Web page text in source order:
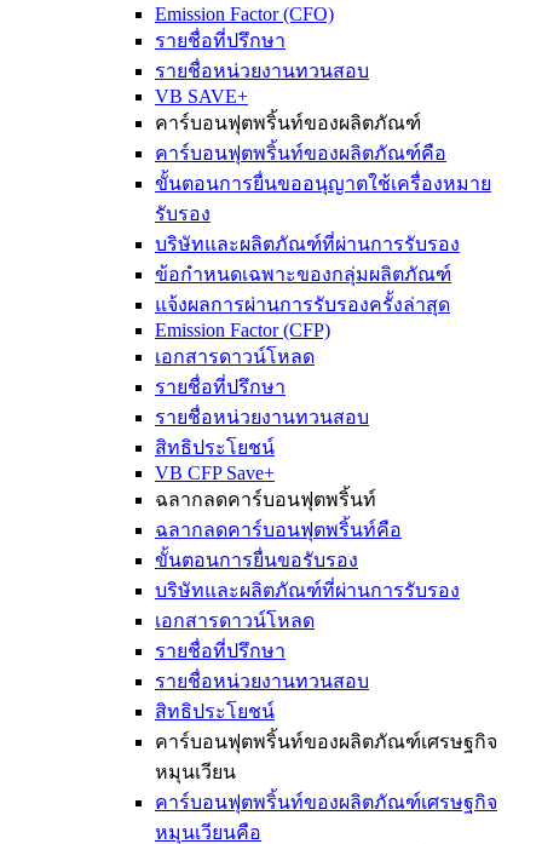
Emission Factor (CFO)
รายชื่อที่ปรึกษา
รายชื่อหน่วยงานทวนสอบ
VB SAVE+
คาร์บอนฟุตพริ้นท์ของผลิตภัณฑ์
คาร์บอนฟุตพริ้นท์ของผลิตภัณฑ์คือ
ขั้นตอนการยื่นขออนุญาตใช้เครื่องหมาย
รับรอง
บริษัทและผลิตภัณฑ์ที่ผ่านการรับรอง
ข้อกำหนดเฉพาะของกลุ่มผลิตภัณฑ์
แจ้งผลการผ่านการรับรองครั้งล่าสุด
Emission Factor (CFP)
เอกสารดาวน์โหลด
รายชื่อที่ปรึกษา
รายชื่อหน่วยงานทวนสอบ
สิทธิประโยชน์
VB CFP Save+
ฉลากลดคาร์บอนฟุตพริ้นท์
ฉลากลดคาร์บอนฟุตพริ้นท์คือ
ขั้นตอนการยื่นขอรับรอง
บริษัทและผลิตภัณฑ์ที่ผ่านการรับรอง
เอกสารดาวน์โหลด
รายชื่อที่ปรึกษา
รายชื่อหน่วยงานทวนสอบ
สิทธิประโยชน์
คาร์บอนฟุตพริ้นท์ของผลิตภัณฑ์เศรษฐกิจ
หมุนเวียน
คาร์บอนฟุตพริ้นท์ของผลิตภัณฑ์เศรษฐกิจ
หมุนเวียนคือ